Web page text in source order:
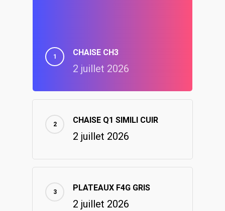
CHAISE CH3
2 juillet 2026
CHAISE Q1 SIMILI CUIR
2 juillet 2026
PLATEAUX F4G GRIS
2 juillet 2026